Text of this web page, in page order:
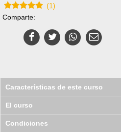
(1)
Comparte:
Características de este curso
El curso
Condiciones